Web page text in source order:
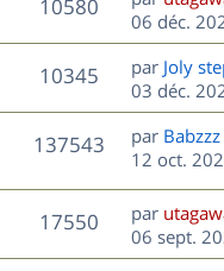
g
e
s
a
g
e
m
e
s
s
a
g
e
e
s
i
e
r
m
e
s
s
a
g
e
10580
u
e
s
e
r
n
i
e
r
m
e
s
s
a
06 déc.
10345V
u
e
D
e
r
n
i
e
r
m
e
par Joly
03 déc.
137543V
u
D
e
n
i
e
par Babzzz
12 oct.
17550V
u
D
e
r
par
06 sept.